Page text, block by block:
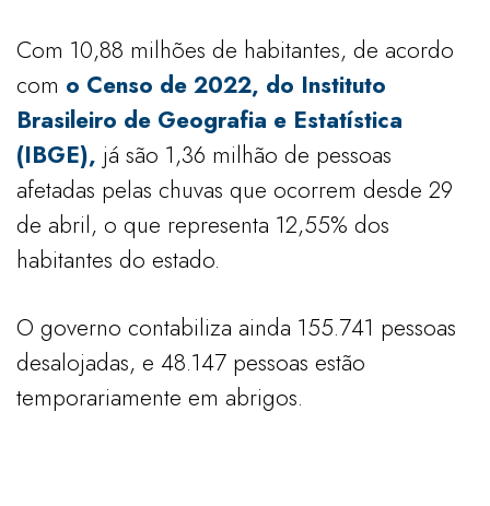
Com 10,88 milhões de habitantes, de acordo
com o Censo de 2022, do Instituto
Brasileiro de Geografia e Estatística
(IBGE), já são 1,36 milhão de pessoas
afetadas pelas chuvas que ocorrem desde 29
de abril, o que representa 12,55% dos
habitantes do estado.
O governo contabiliza ainda 155.741 pessoas
desalojadas, e 48.147 pessoas estão
temporariamente em abrigos.